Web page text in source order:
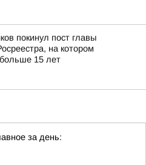
покинул пост главы
на котором
15 лет
за день: